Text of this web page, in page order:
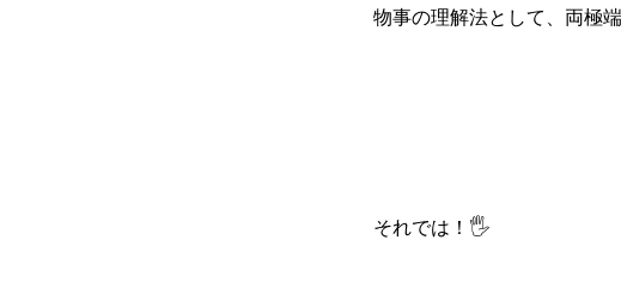
物事の理解法として、両極
それでは！🖐️